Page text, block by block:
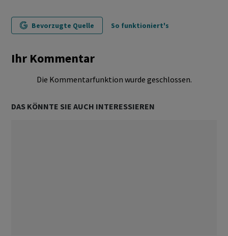
Bevorzugte Quelle So funktioniert's
Ihr Kommentar
Die Kommentarfunktion wurde geschlossen.
DAS KÖNNTE SIE AUCH INTERESSIEREN